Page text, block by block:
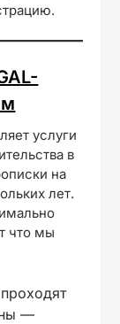
услуги
в
на
лет.
что мы
—